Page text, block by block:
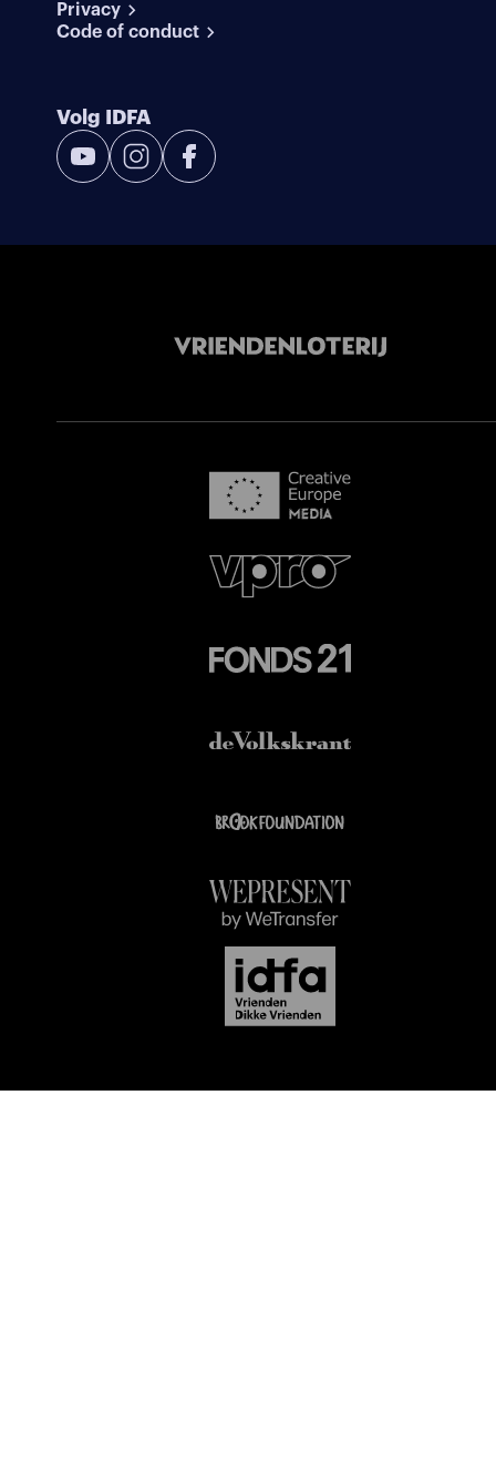
Privacy
Code of conduct
Volg IDFA